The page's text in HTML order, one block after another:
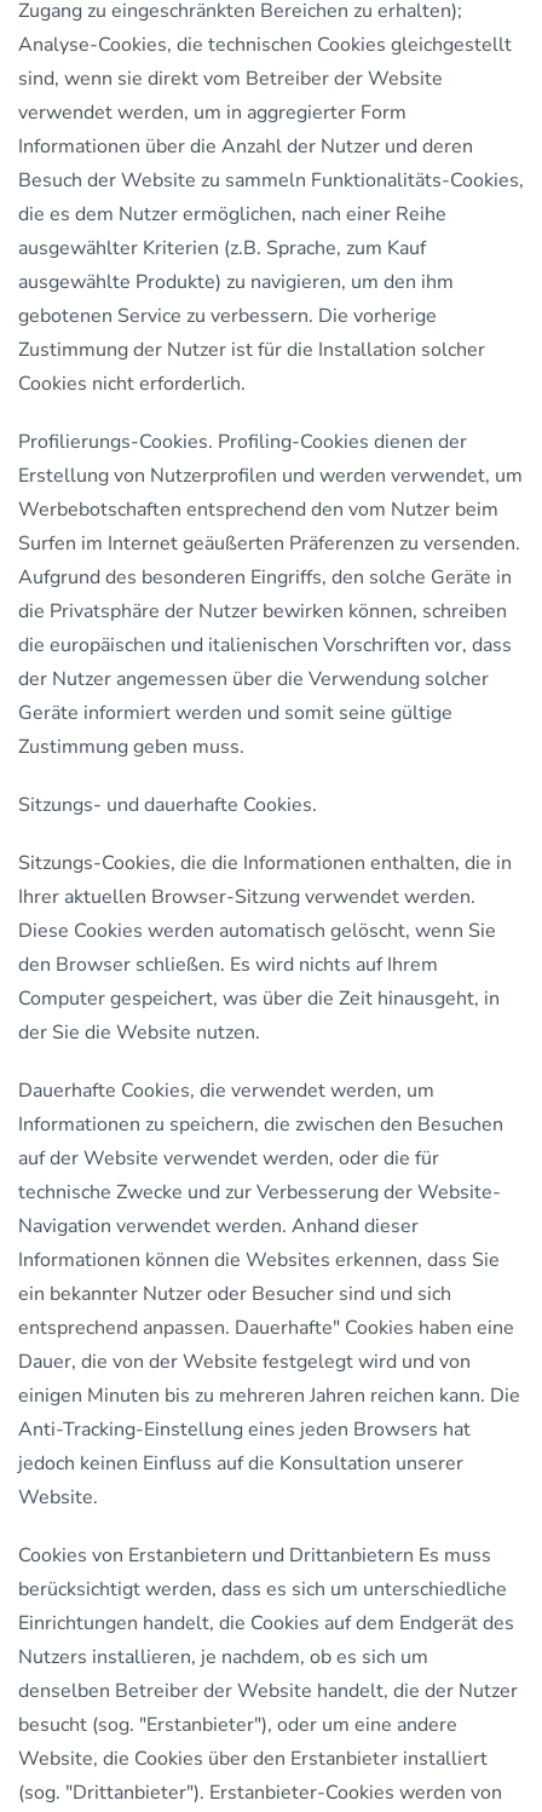
Zugang zu eingeschränkten Bereichen zu erhalten);
Analyse-Cookies, die technischen Cookies gleichgestellt
sind, wenn sie direkt vom Betreiber der Website
verwendet werden, um in aggregierter Form
Informationen über die Anzahl der Nutzer und deren
Besuch der Website zu sammeln Funktionalitäts-Cookies,
die es dem Nutzer ermöglichen, nach einer Reihe
ausgewählter Kriterien (z.B. Sprache, zum Kauf
ausgewählte Produkte) zu navigieren, um den ihm
gebotenen Service zu verbessern. Die vorherige
Zustimmung der Nutzer ist für die Installation solcher
Cookies nicht erforderlich.
Profilierungs-Cookies. Profiling-Cookies dienen der
Erstellung von Nutzerprofilen und werden verwendet, um
Werbebotschaften entsprechend den vom Nutzer beim
Surfen im Internet geäußerten Präferenzen zu versenden.
Aufgrund des besonderen Eingriffs, den solche Geräte in
die Privatsphäre der Nutzer bewirken können, schreiben
die europäischen und italienischen Vorschriften vor, dass
der Nutzer angemessen über die Verwendung solcher
Geräte informiert werden und somit seine gültige
Zustimmung geben muss.
Sitzungs- und dauerhafte Cookies.
Sitzungs-Cookies, die die Informationen enthalten, die in
Ihrer aktuellen Browser-Sitzung verwendet werden.
Diese Cookies werden automatisch gelöscht, wenn Sie
den Browser schließen. Es wird nichts auf Ihrem
Computer gespeichert, was über die Zeit hinausgeht, in
der Sie die Website nutzen.
Dauerhafte Cookies, die verwendet werden, um
Informationen zu speichern, die zwischen den Besuchen
auf der Website verwendet werden, oder die für
technische Zwecke und zur Verbesserung der Website-
Navigation verwendet werden. Anhand dieser
Informationen können die Websites erkennen, dass Sie
ein bekannter Nutzer oder Besucher sind und sich
entsprechend anpassen. Dauerhafte" Cookies haben eine
Dauer, die von der Website festgelegt wird und von
einigen Minuten bis zu mehreren Jahren reichen kann. Die
Anti-Tracking-Einstellung eines jeden Browsers hat
jedoch keinen Einfluss auf die Konsultation unserer
Website.
Cookies von Erstanbietern und Drittanbietern Es muss
berücksichtigt werden, dass es sich um unterschiedliche
Einrichtungen handelt, die Cookies auf dem Endgerät des
Nutzers installieren, je nachdem, ob es sich um
denselben Betreiber der Website handelt, die der Nutzer
besucht (sog. "Erstanbieter"), oder um eine andere
Website, die Cookies über den Erstanbieter installiert
(sog. "Drittanbieter"). Erstanbieter-Cookies werden von